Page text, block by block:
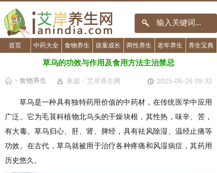
首页 中药大全 食物养生 孩童成长 两性养生 老年养生 养生宝典
草乌的功效与作用及食用方法主治禁忌
> 食物养生 来源：艾岸养生网 2025-05-26 09:32
草乌是一种具有独特药用价值的中药材，在传统医学中应用
广泛。它为毛茛科植物北乌头的干燥块根，其性热，味辛、苦，
有大毒。草乌归心、肝、肾、脾经，具有祛风除湿、温经止痛等
功效。在古代，草乌就被用于治疗各种疼痛和风湿病症，其药用
历史悠久。